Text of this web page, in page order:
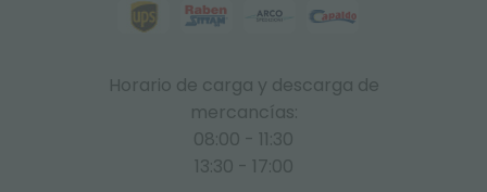
Horario de carga y descarga de
mercancías:
08:00 - 11:30
13:30 - 17:00